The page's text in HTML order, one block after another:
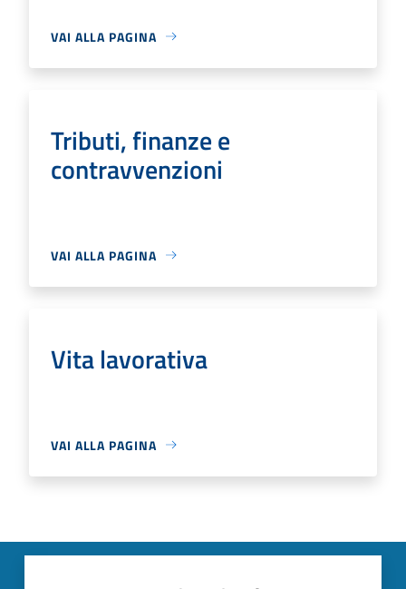
VAI ALLA PAGINA
Tributi, finanze e
contravvenzioni
VAI ALLA PAGINA
Vita lavorativa
VAI ALLA PAGINA